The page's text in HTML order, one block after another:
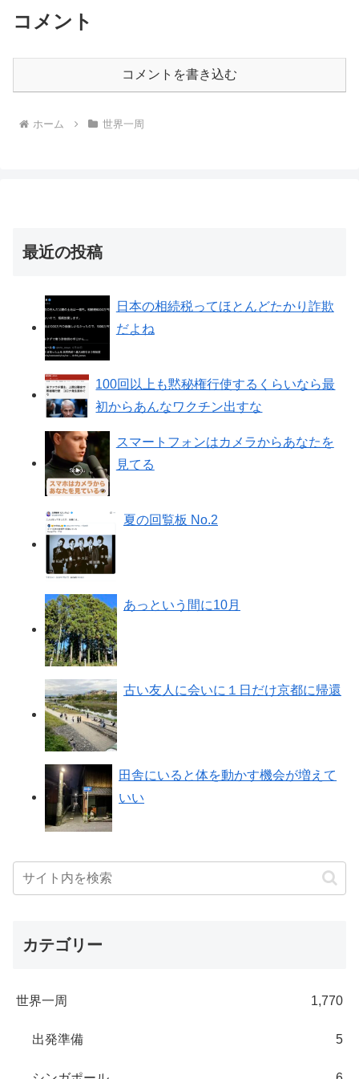
コメント
コメントを書き込む
ホーム 世界一周
最近の投稿
日本の相続税ってほとんどたかり詐欺
だよね
100回以上も黙秘権行使するくらいなら最
初からあんなワクチン出すな
スマートフォンはカメラからあなたを
見てる
夏の回覧板 No.2
あっという間に10月
古い友人に会いに１日だけ京都に帰還
田舎にいると体を動かす機会が増えて
いい
カテゴリー
世界一周 1,770
出発準備 5